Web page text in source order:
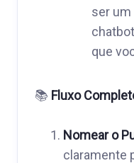
ser um
que
📚 Fluxo
Nomear o
claramente